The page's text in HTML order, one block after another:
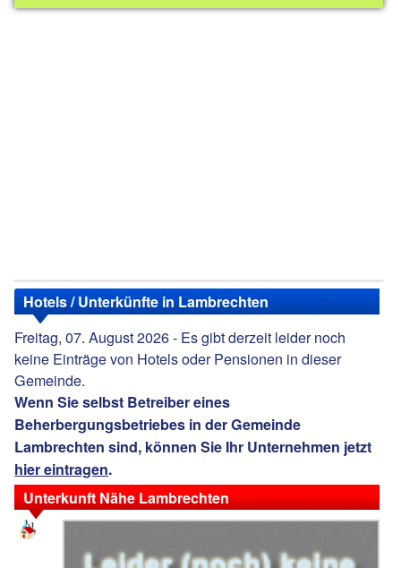
Hotels / Unterkünfte in Lambrechten
Freitag, 07. August 2026 - Es gibt derzeit leider noch
keine Einträge von Hotels oder Pensionen in dieser
Gemeinde.
Wenn Sie selbst Betreiber eines
Beherbergungsbetriebes in der Gemeinde
Lambrechten sind, können Sie Ihr Unternehmen jetzt
hier eintragen.
Unterkunft Nähe Lambrechten